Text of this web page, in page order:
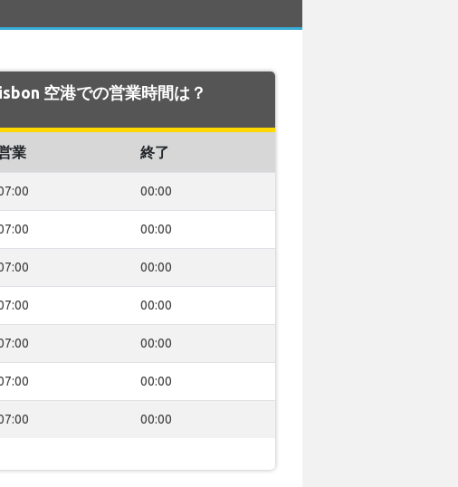
空港での営業時間は？
業 終了
00:00
00:00
00:00
00:00
00:00
00:00
00:00